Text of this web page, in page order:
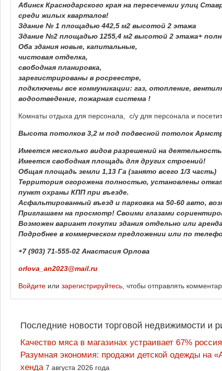
Абинск Краснодарского края на пересечении улиц
среди жилых кварталов!
Здание № 1 площадью 442,5 м2 высотой 2 этажа
Здание №2 площадью 1255,4 м2 высотой 2 этажа+
Оба здания новые, капитальные,
чистовая отделка,
свободная планировка,
зарегистрированы в росреестре,
подключены все коммуникации: газ, отопление,
водоотведение, пожарная система !
Комнаты отдыха для персонала, с/у для персонала и
Высота потолков 3,2 м под подвесной потолок
Имеется несколько видов разрешений на
Имеется свободная площадь для других строений!
Общая площадь земли 1,13 Га (занято всего 1/3 часть)
Территория огорожена полностью, установлены
пункт охраны КПП при въезде.
Асфальтированный въезд и парковка на 50-60 авто,
Приглашаем на просмотр! Своими глазами
Возможен вариант покупки здания отдельно или
Подробнее в коммерческом предложении или по
+7 (903) 71-555-02 Анастасия Орлова
orlova_an2023@mail.ru
Войдите или зарегистрируйтесь , чтобы отправлять
Последние новости торговой недвижимости и
Качество мяса в магазинах устраивает 67%
Разумная экономия: продажи детской одежды на
хенда 7 августа 2026 года